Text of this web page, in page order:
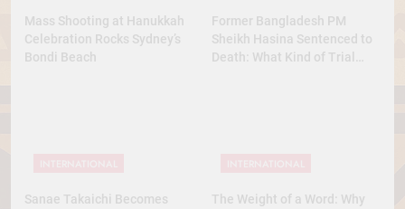
Mass Shooting at Hanukkah
Celebration Rocks Sydney’s
Bondi Beach
Former Bangladesh PM
Sheikh Hasina Sentenced to
Death: What Kind of Trial
Sanae Takaichi Becomes
The Weight of a Word: Why